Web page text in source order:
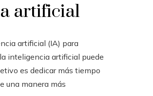
artificial
artificial (IA) para
inteligencia artificial puede
es dedicar más tiempo
una manera más